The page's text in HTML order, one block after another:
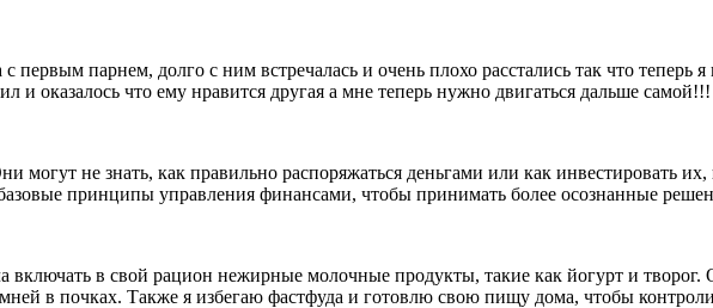
первым парнем, долго с ним встречалась и очень плохо расстались так что теперь
и оказалось что ему нравится другая а мне теперь нужно двигаться дальше самой!!!
могут не знать, как правильно распоряжаться деньгами или как инвестировать их,
принципы управления финансами, чтобы принимать более осознанные
включать в свой рацион нежирные молочные продукты, такие как йогурт и
в почках. Также я избегаю фастфуда и готовлю свою пищу дома, чтобы